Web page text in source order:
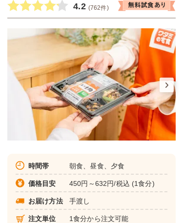
4.2 (762件)
時間帯 朝食、昼食、夕食
価格目安 450円～632円/税込 (1食分)
お届け方法 手渡し
注文単位 1食分から注文可能